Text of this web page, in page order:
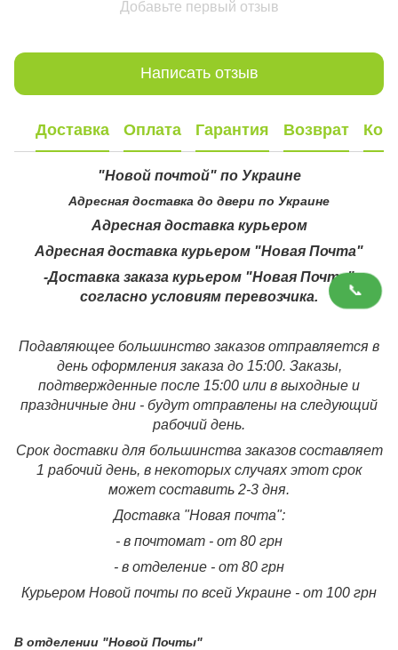
📞
Добавьте первый отзыв
Написать отзыв
Доставка Оплата Гарантия Возврат
"Новой почтой" по Украине
Адресная доставка до двери по Украине
Адресная доставка курьером
Адресная доставка курьером "Новая Почта"
-Доставка заказа курьером "Новая Почта"
согласно условиям перевозчика.
Подавляющее большинство заказов отправляется в
день оформления заказа до 15:00. Заказы,
подтвержденные после 15:00 или в выходные и
праздничные дни - будут отправлены на следующий
рабочий день.
Срок доставки для большинства заказов составляет
1 рабочий день, в некоторых случаях этот срок
может составить 2-3 дня.
Доставка "Новая почта":
- в почтомат - от 80 грн
- в отделение - от 80 грн
Курьером Новой почты по всей Украине - от 100 грн
В отделении "Новой Почты"